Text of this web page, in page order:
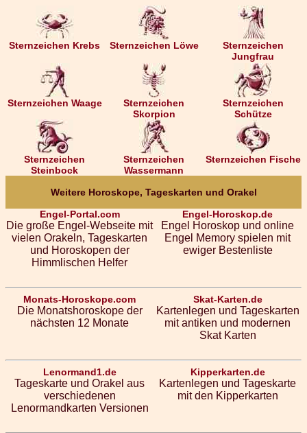
Sternzeichen Krebs Sternzeichen Löwe
Sternzeichen
Jungfrau
Sternzeichen Waage
Sternzeichen
Skorpion
Sternzeichen
Schütze
Sternzeichen
Steinbock
Sternzeichen
Wassermann
Sternzeichen Fische
Weitere Horoskope, Tageskarten und Orakel
Engel-Portal.com
Die große Engel-Webseite mit
vielen Orakeln, Tageskarten
und Horoskopen der
Himmlischen Helfer
Engel-Horoskop.de
Engel Horoskop und online
Engel Memory spielen mit
ewiger Bestenliste
Monats-Horoskope.com
Die Monatshoroskope der
nächsten 12 Monate
Skat-Karten.de
Kartenlegen und Tageskarten
mit antiken und modernen
Skat Karten
Lenormand1.de
Tageskarte und Orakel aus
verschiedenen
Lenormandkarten Versionen
Kipperkarten.de
Kartenlegen und Tageskarte
mit den Kipperkarten